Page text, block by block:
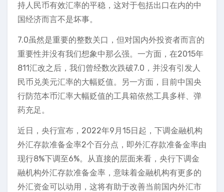
持人民币有效汇率的平稳，这对于包括出口在内的中
国经济而言不是坏事。
7.0虽然是重要的整数关口，但对国内外投资者而言的
重要性并没有我们想象中那么强。一方面，在2015年
811汇改之后，我们曾经数次跌破7.0，并没有引发人
民币兑美元汇率的大幅贬值。另一方面，目前中国央
行防范本币汇率大幅贬值的工具箱依然工具多样、弹
药充足。
近日，央行宣布，2022年9月15日起，下调金融机构
外汇存款准备金率2个百分点，即外汇存款准备金率由
现行8%下调至6%。从直接的层面来看，央行下调金
融机构外汇存款准备金率，意味着金融机构有更多的
外汇资金可以动用，这将有助于改善当前国内外汇市